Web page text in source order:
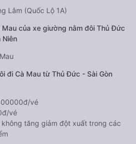
Lâm (Quốc Lộ 1A)
của xe giường nằm đôi Thủ Đức
Niên
đi Cà Mau từ Thủ Đức - Sài Gòn
vé
vé
không tăng giảm đột xuất trong các